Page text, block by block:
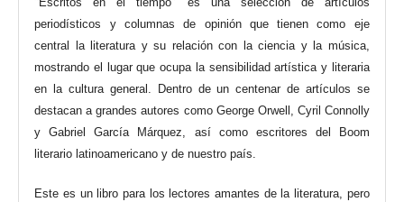
"Escritos en el tiempo" es una selección de artículos
periodísticos y columnas de opinión que tienen como eje
central la literatura y su relación con la ciencia y la música,
mostrando el lugar que ocupa la sensibilidad artística y literaria
en la cultura general. Dentro de un centenar de artículos se
destacan a grandes autores como George Orwell, Cyril Connolly
y Gabriel García Márquez, así como escritores del Boom
literario latinoamericano y de nuestro país.
Este es un libro para los lectores amantes de la literatura, pero